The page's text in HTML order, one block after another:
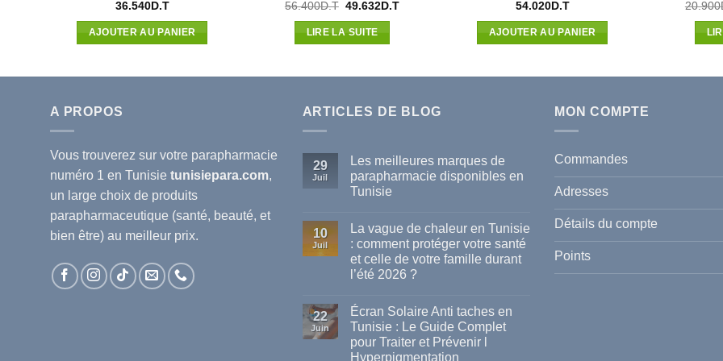
36.540D.T
AJOUTER AU PANIER
56.400D.T Le
initial
était :
49.632D.TLe
LIRE LA SUITE
54.020D.T
AJOUTER AU PANIER
20.900
A PROPOS
Vous trouverez sur votre parapharmacie
numéro 1 en Tunisie tunisiepara.com,
un large choix de produits
parapharmaceutique (santé, beauté, et
bien être) au meilleur prix.
ARTICLES DE BLOG
29
Juil
Les meilleures marques de
parapharmacie disponibles en
Tunisie
sur
meilleures
marques
de
parapharmacie
Tunisie
10
Juil
La vague de chaleur en Tunisie
: comment protéger votre santé
et celle de votre famille durant
l’été 2026 ?
sur
La
vague
de
chaleur
22
Juin
Écran Solaire Anti taches en
Tunisie : Le Guide Complet
pour Traiter et Prévenir l
Hyperpigmentation
MON COMPTE
Commandes
Adresses
Détails du compte
Points